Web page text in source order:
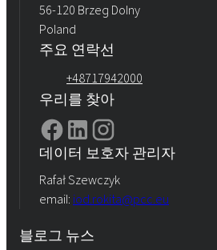
56-120 Brzeg Dolny
Poland
주요 연락선
+48717942000
우리를 찾아
데이터 보호자 관리자
Rafał Szewczyk
email: iod.rokita@pcc.eu
블로그 뉴스